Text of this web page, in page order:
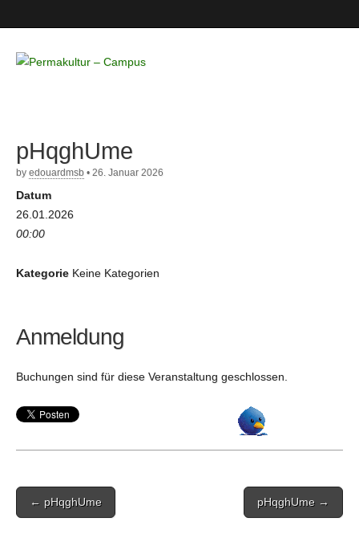
– Campus
pHqghUme
by edouardmsb • 26. Januar 2026
Datum
26.01.2026
00:00
Kategorie Keine Kategorien
Anmeldung
Buchungen sind für diese Veranstaltung geschlossen.
Post
navigation
← pHqghUme pHqghUme →